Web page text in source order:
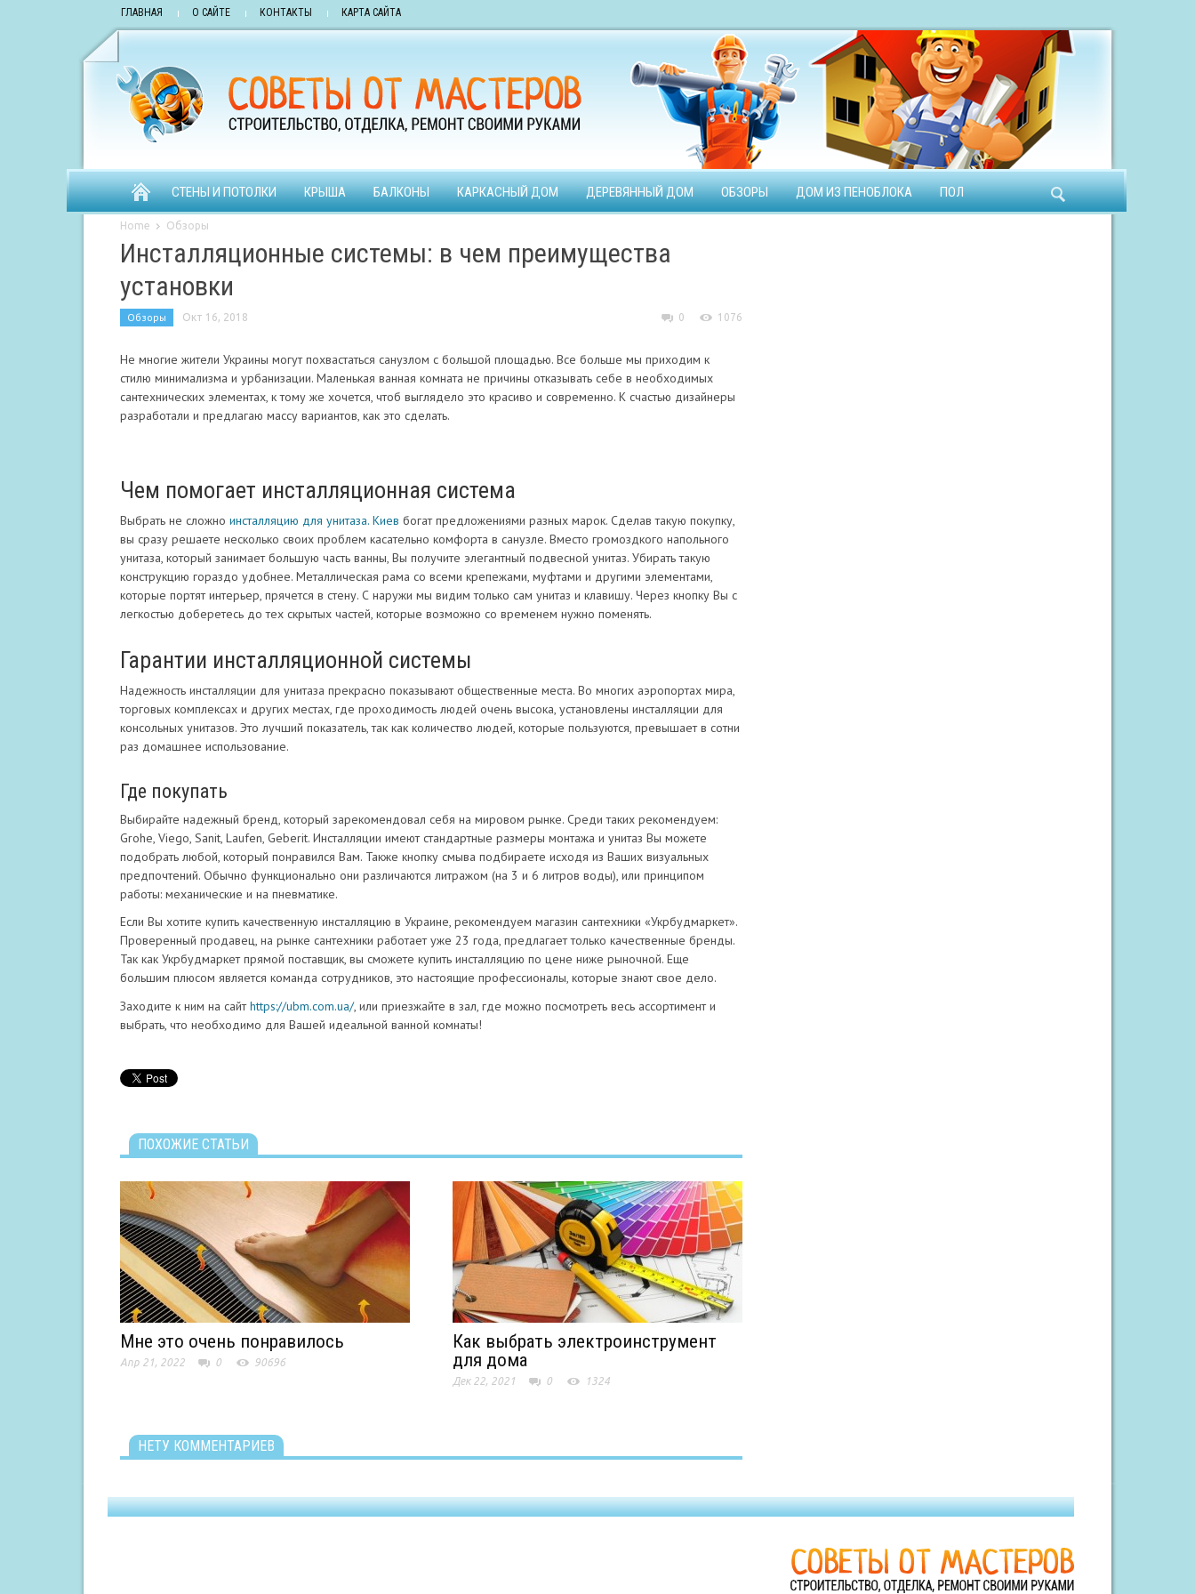
ГЛАВНАЯ О САЙТЕ КОНТАКТЫ КАРТА САЙТА
СТЕНЫ И ПОТОЛКИ КРЫША БАЛКОНЫ КАРКАСНЫЙ ДОМ ДЕРЕВЯННЫЙ ДОМ ОБЗОРЫ ДОМ ИЗ ПЕНОБЛОКА ПОЛ
Home Обзоры
Инсталляционные системы: в чем преимущества
установки
Обзоры Окт 16, 2018 0 1076
Не многие жители Украины могут похвастаться санузлом с большой площадью. Все больше мы приходим к
стилю минимализма и урбанизации. Маленькая ванная комната не причины отказывать себе в необходимых
сантехнических элементах, к тому же хочется, чтоб выглядело это красиво и современно. К счастью дизайнеры
разработали и предлагаю массу вариантов, как это сделать.
Чем помогает инсталляционная система
Выбрать не сложно инсталляцию для унитаза. Киев богат предложениями разных марок. Сделав такую покупку,
вы сразу решаете несколько своих проблем касательно комфорта в санузле. Вместо громоздкого напольного
унитаза, который занимает большую часть ванны, Вы получите элегантный подвесной унитаз. Убирать такую
конструкцию гораздо удобнее. Металлическая рама со всеми крепежами, муфтами и другими элементами,
которые портят интерьер, прячется в стену. С наружи мы видим только сам унитаз и клавишу. Через кнопку Вы с
легкостью доберетесь до тех скрытых частей, которые возможно со временем нужно поменять.
Гарантии инсталляционной системы
Надежность инсталляции для унитаза прекрасно показывают общественные места. Во многих аэропортах мира,
торговых комплексах и других местах, где проходимость людей очень высока, установлены инсталляции для
консольных унитазов. Это лучший показатель, так как количество людей, которые пользуются, превышает в сотни
раз домашнее использование.
Где покупать
Выбирайте надежный бренд, который зарекомендовал себя на мировом рынке. Среди таких рекомендуем:
Grohe, Viego, Sanit, Laufen, Geberit. Инсталляции имеют стандартные размеры монтажа и унитаз Вы можете
подобрать любой, который понравился Вам. Также кнопку смыва подбираете исходя из Ваших визуальных
предпочтений. Обычно функционально они различаются литражом (на 3 и 6 литров воды), или принципом
работы: механические и на пневматике.
Если Вы хотите купить качественную инсталляцию в Украине, рекомендуем магазин сантехники «Укрбудмаркет».
Проверенный продавец, на рынке сантехники работает уже 23 года, предлагает только качественные бренды.
Так как Укрбудмаркет прямой поставщик, вы сможете купить инсталляцию по цене ниже рыночной. Еще
большим плюсом является команда сотрудников, это настоящие профессионалы, которые знают свое дело.
Заходите к ним на сайтhttps://ubm.com.ua/, или приезжайте в зал, где можно посмотреть весь ассортимент и
выбрать, что необходимо для Вашей идеальной ванной комнаты!
ПОХОЖИЕ СТАТЬИ
Мне это очень понравилось
Апр 21, 2022 0 90696
Как выбрать электроинструмент
для дома
Дек 22, 2021 0 1324
НЕТУ КОММЕНТАРИЕВ